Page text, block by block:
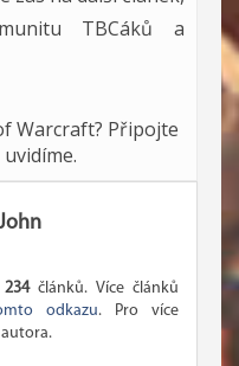
TBCáků a
Warcraft? Připojte
uvidíme.
234článků. Více článků
odkazu. Pro více